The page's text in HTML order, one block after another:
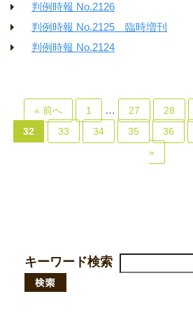
判例時報 No.2126
判例時報 No.2125 臨時増刊
判例時報 No.2124
« 前へ 1 … 27 28
32
33 34 35 36
»
キーワード検索